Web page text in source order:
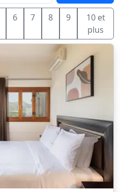
6 7 8 9
10 et
plus